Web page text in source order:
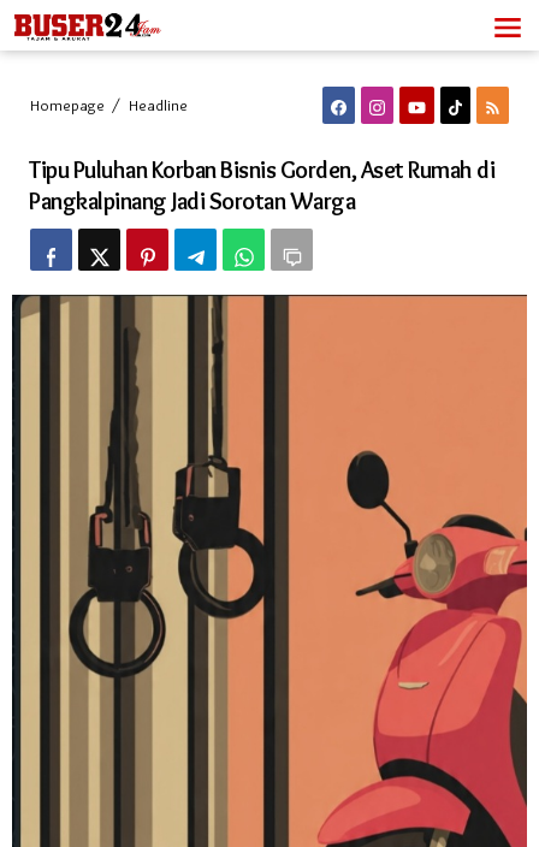
Lewati
ke
konten
Homepage / Headline
Bisnis
Gorden,
Aset
Rumah
di
Pangkalpinang
Jadi
Warga
Tipu Puluhan Korban Bisnis Gorden, Aset Rumah di
Pangkalpinang Jadi Sorotan Warga